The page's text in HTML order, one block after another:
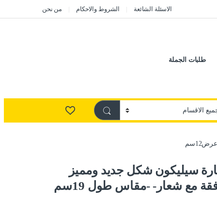
الاسئلة الشائعة الشروط والاحكام من نحن
طلبات الجملة
سيليكون شكل جديد ومميز
لسيارتك متوافقة مع شعار- -مقاس طول 19سم